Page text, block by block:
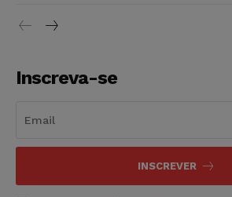
Inscreva-se
INSCREVER